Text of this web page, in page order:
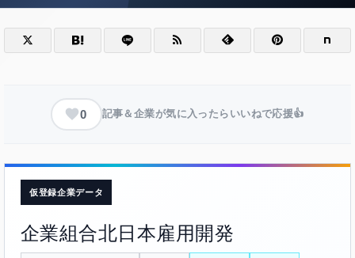
0 記事＆企業が気に入ったらいいねで応援👍
仮登録企業データ
企業組合北日本雇用開発